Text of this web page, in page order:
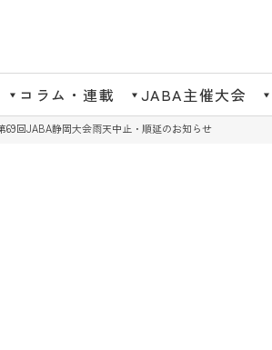
コラム・連載 JABA主催大会
69回JABA静岡大会雨天中止・順延のお知らせ